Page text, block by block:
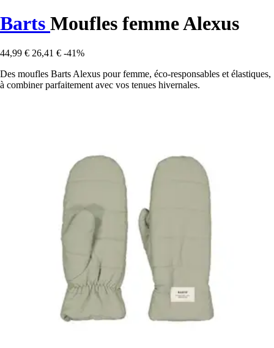
Barts Moufles femme Alexus
44,99 € 26,41 € -41%
Des moufles Barts Alexus pour femme, éco-responsables et élastiques,
à combiner parfaitement avec vos tenues hivernales.